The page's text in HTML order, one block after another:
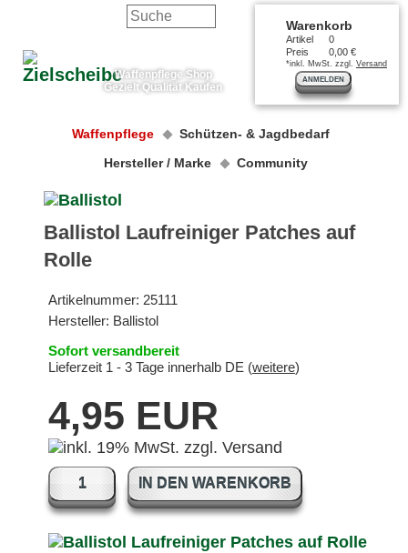
Waffenpflege Shop
Gezielt Qualität Kaufen
Warenkorb
Artikel
0
Preis
0,00 €
*inkl. MwSt. zzgl. Versand
ANMELDEN
Waffenpflege
Schützen- & Jagdbedarf
Hersteller / Marke
Community
Ballistol Laufreiniger Patches auf
Rolle
Artikelnummer: 25111
Hersteller: Ballistol
Sofort versandbereit
Lieferzeit 1 - 3 Tage innerhalb DE (weitere)
4,95 EUR
IN DEN WARENKORB